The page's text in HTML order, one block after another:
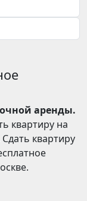
аренды.
квартиру на
квартиру